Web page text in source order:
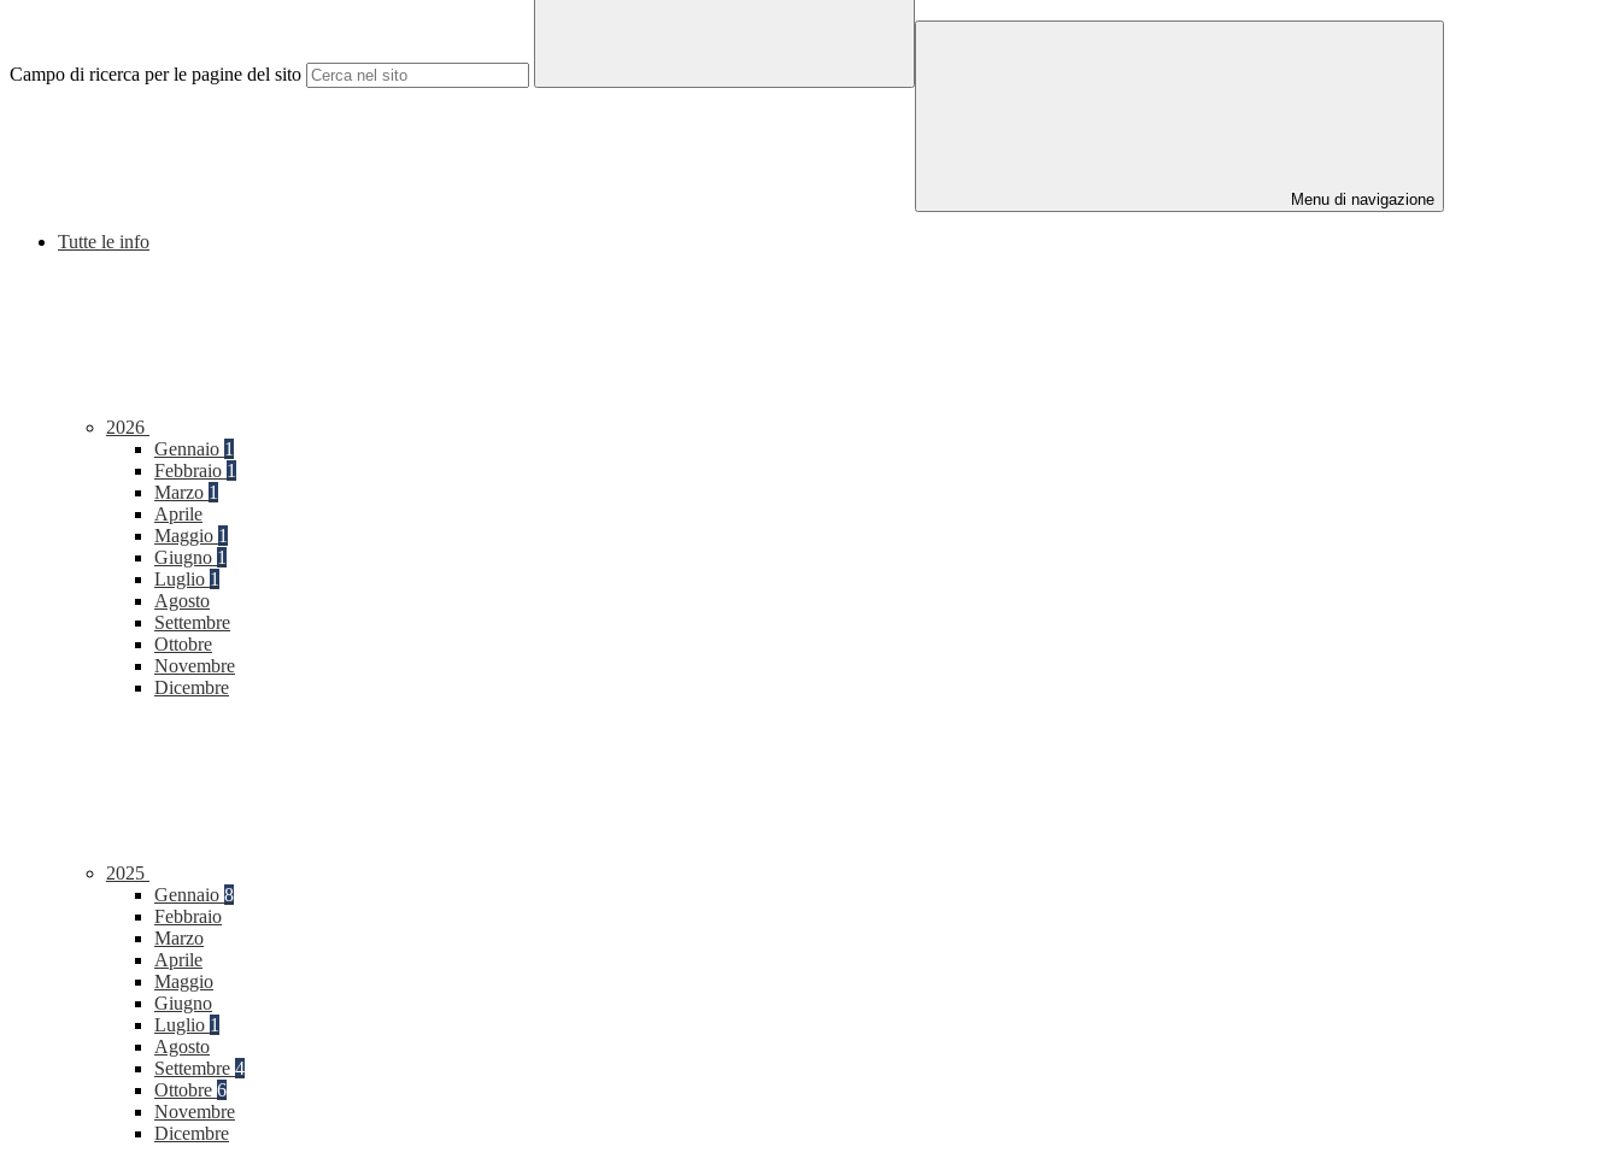
Campo di ricerca per le pagine del sito
Menu di navigazione
Tutte le info
2026
Gennaio 1
Febbraio 1
Marzo 1
Aprile
Maggio 1
Giugno 1
Luglio 1
Agosto
Settembre
Ottobre
Novembre
Dicembre
2025
Gennaio 8
Febbraio
Marzo
Aprile
Maggio
Giugno
Luglio 1
Agosto
Settembre 4
Ottobre 6
Novembre
Dicembre